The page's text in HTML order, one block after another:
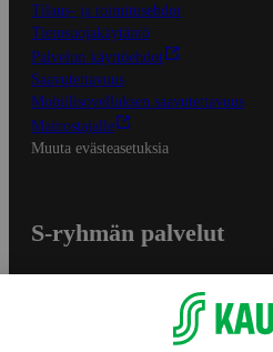
Tilaus- ja toimitusehdot
Tietosuojakäytäntö
Palvelun käyttöehdot
Saavutettavuus
Mobiilisovelluksen saavutettavuus
Mainostajalle
Muuta evästeasetuksia
S-ryhmän palvelut
Yhteishyvä Ruoka -sovellus